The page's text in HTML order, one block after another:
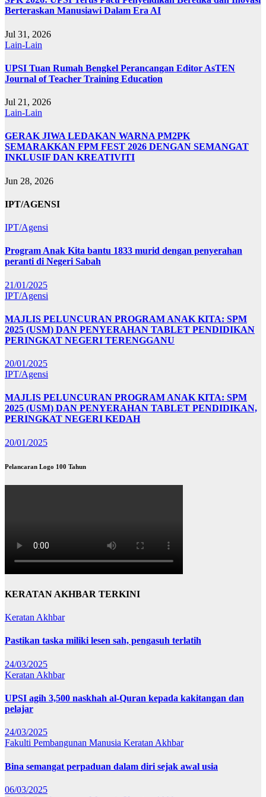
Berteraskan Manusiawi Dalam Era AI
Jul 31, 2026
Lain-Lain
UPSI Tuan Rumah Bengkel Perancangan Editor AsTEN
Journal of Teacher Training Education
Jul 21, 2026
Lain-Lain
GERAK JIWA LEDAKAN WARNA PM2PK
SEMARAKKAN FPM FEST 2026 DENGAN SEMANGAT
INKLUSIF DAN KREATIVITI
Jun 28, 2026
IPT/AGENSI
IPT/Agensi
Program Anak Kita bantu 1833 murid dengan penyerahan
peranti di Negeri Sabah
21/01/2025
IPT/Agensi
MAJLIS PELUNCURAN PROGRAM ANAK KITA: SPM
2025 (USM) DAN PENYERAHAN TABLET PENDIDIKAN
PERINGKAT NEGERI TERENGGANU
20/01/2025
IPT/Agensi
MAJLIS PELUNCURAN PROGRAM ANAK KITA: SPM
2025 (USM) DAN PENYERAHAN TABLET PENDIDIKAN,
PERINGKAT NEGERI KEDAH
20/01/2025
Pelancaran Logo 100 Tahun
KERATAN AKHBAR TERKINI
Keratan Akhbar
Pastikan taska miliki lesen sah, pengasuh terlatih
24/03/2025
Keratan Akhbar
UPSI agih 3,500 naskhah al-Quran kepada kakitangan dan
pelajar
24/03/2025
Fakulti Pembangunan Manusia Keratan Akhbar
Bina semangat perpaduan dalam diri sejak awal usia
06/03/2025